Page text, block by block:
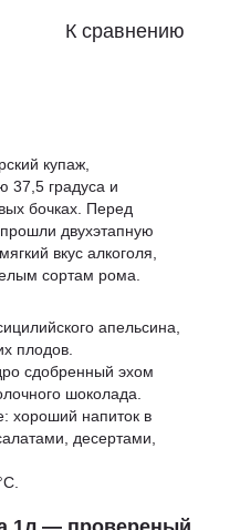
К сравнению
купаж,
37,5 градуса и
бочках. Перед
двухэтапную
вкус алкоголя,
сортам рома.
апельсина,
плодов.
сдобренный эхом
шоколада.
хороший напиток в
десертами,